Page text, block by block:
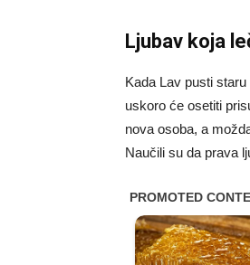
Ljubav koja
Kada Lav pusti
uskoro će osetiti
nova osoba, a
Naučili su da prava